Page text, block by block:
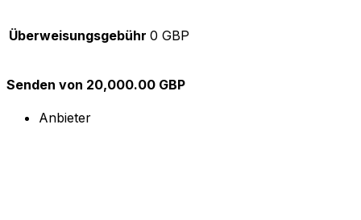
Überweisungsgebühr 0 GBP
Senden von 20,000.00 GBP
Anbieter